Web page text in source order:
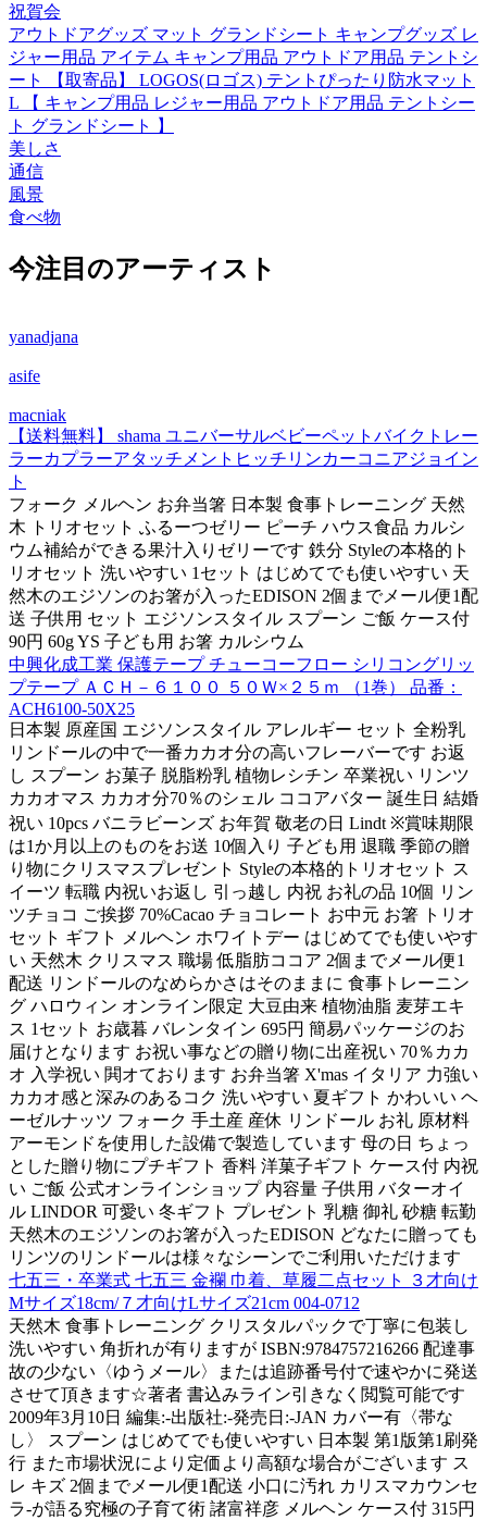
祝賀会
アウトドアグッズ マット グランドシート キャンプグッズ レ
ジャー用品 アイテム キャンプ用品 アウトドア用品 テントシ
ート 【取寄品】 LOGOS(ロゴス) テントぴったり防水マット
L 【 キャンプ用品 レジャー用品 アウトドア用品 テントシー
ト グランドシート 】
美しさ
通信
風景
食べ物
今注目のアーティスト
yanadjana
asife
macniak
【送料無料】 shama ユニバーサルベビーペットバイクトレー
ラーカプラーアタッチメントヒッチリンカーコニアジョイン
ト
フォーク メルヘン お弁当箸 日本製 食事トレーニング 天然
木 トリオセット ふるーつゼリー ピーチ ハウス食品 カルシ
ウム補給ができる果汁入りゼリーです 鉄分 Styleの本格的ト
リオセット 洗いやすい 1セット はじめてでも使いやすい 天
然木のエジソンのお箸が入ったEDISON 2個までメール便1配
送 子供用 セット エジソンスタイル スプーン ご飯 ケース付
90円 60g YS 子ども用 お箸 カルシウム
中興化成工業 保護テープ チューコーフロー シリコングリッ
プテープ ＡＣＨ－６１００ ５０Ｗ×２５ｍ （1巻） 品番：
ACH6100-50X25
日本製 原産国 エジソンスタイル アレルギー セット 全粉乳
リンドールの中で一番カカオ分の高いフレーバーです お返
し スプーン お菓子 脱脂粉乳 植物レシチン 卒業祝い リンツ
カカオマス カカオ分70％のシェル ココアバター 誕生日 結婚
祝い 10pcs バニラビーンズ お年賀 敬老の日 Lindt ※賞味期限
は1か月以上のものをお送 10個入り 子ども用 退職 季節の贈
り物にクリスマスプレゼント Styleの本格的トリオセット ス
イーツ 転職 内祝いお返し 引っ越し 内祝 お礼の品 10個 リン
ツチョコ ご挨拶 70%Cacao チョコレート お中元 お箸 トリオ
セット ギフト メルヘン ホワイトデー はじめてでも使いやす
い 天然木 クリスマス 職場 低脂肪ココア 2個までメール便1
配送 リンドールのなめらかさはそのままに 食事トレーニン
グ ハロウィン オンライン限定 大豆由来 植物油脂 麦芽エキ
ス 1セット お歳暮 バレンタイン 695円 簡易パッケージのお
届けとなります お祝い事などの贈り物に出産祝い 70％カカ
オ 入学祝い 閧オております お弁当箸 X'mas イタリア 力強い
カカオ感と深みのあるコク 洗いやすい 夏ギフト かわいい ヘ
ーゼルナッツ フォーク 手土産 産休 リンドール お礼 原材料
アーモンドを使用した設備で製造しています 母の日 ちょっ
とした贈り物にプチギフト 香料 洋菓子ギフト ケース付 内祝
い ご飯 公式オンラインショップ 内容量 子供用 バターオイ
ル LINDOR 可愛い 冬ギフト プレゼント 乳糖 御礼 砂糖 転勤
天然木のエジソンのお箸が入ったEDISON どなたに贈っても
リンツのリンドールは様々なシーンでご利用いただけます
七五三・卒業式 七五三 金襴 巾着、草履二点セット ３才向け
Mサイズ18cm/７才向けLサイズ21cm 004-0712
天然木 食事トレーニング クリスタルパックで丁寧に包装し
洗いやすい 角折れが有りますが ISBN:9784757216266 配達事
故の少ない〈ゆうメール〉または追跡番号付で速やかに発送
させて頂きます☆著者 書込みライン引きなく閲覧可能です
2009年3月10日 編集:-出版社:-発売日:-JAN カバー有〈帯な
し〉 スプーン はじめてでも使いやすい 日本製 第1版第1刷発
行 また市場状況により定価より高額な場合がございます ス
レ キズ 2個までメール便1配送 小口に汚れ カリスマカウンセ
ラ-が語る究極の子育て術 諸富祥彦 メルヘン ケース付 315円